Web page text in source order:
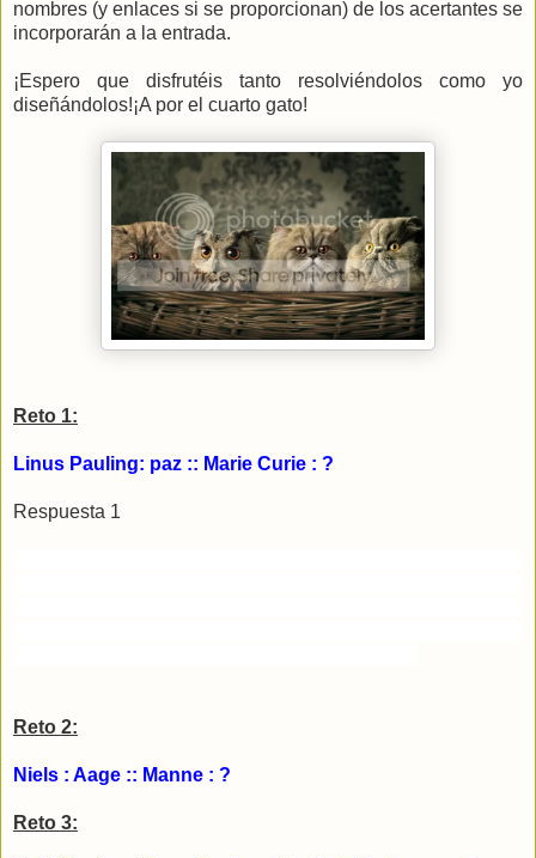
nombres (y enlaces si se proporcionan) de los acertantes se
incorporarán a la entrada.
¡Espero que disfrutéis tanto resolviéndolos como yo
diseñándolos!¡A por el cuarto gato!
Reto 1:
Linus Pauling: paz :: Marie Curie : ?
Respuesta 1
Reto 2:
Niels : Aage :: Manne : ?
Reto 3: